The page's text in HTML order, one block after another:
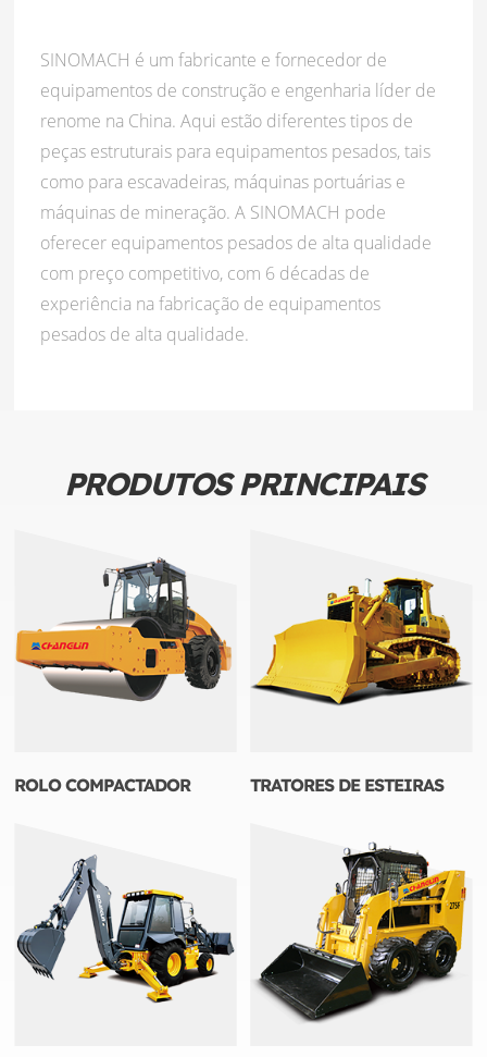
SINOMACH é um fabricante e fornecedor de
equipamentos de construção e engenharia líder de
renome na China. Aqui estão diferentes tipos de
peças estruturais para equipamentos pesados, tais
como para escavadeiras, máquinas portuárias e
máquinas de mineração. A SINOMACH pode
oferecer equipamentos pesados de alta qualidade
com preço competitivo, com 6 décadas de
experiência na fabricação de equipamentos
pesados de alta qualidade.
PRODUTOS PRINCIPAIS
ROLO COMPACTADOR TRATORES DE ESTEIRAS